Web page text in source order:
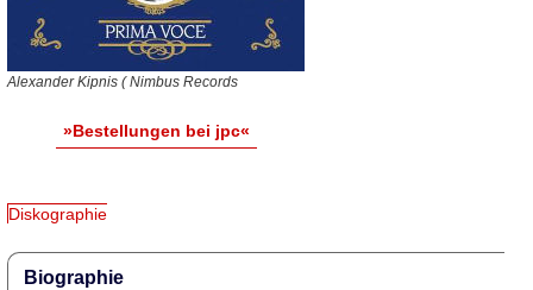
Alexander Kipnis ( Nimbus Records
»Bestellungen bei jpc«
Diskographie
Biographie